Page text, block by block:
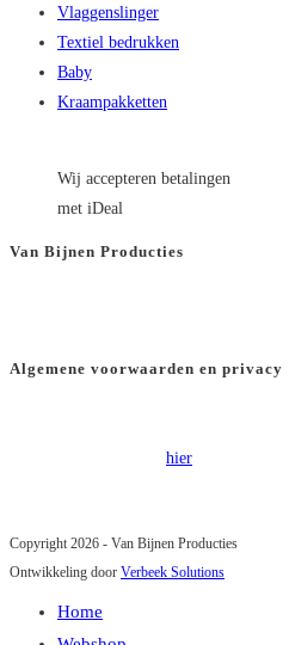
Vlaggenslinger
Textiel bedrukken
Baby
Kraampakketten
Wij accepteren betalingen
met iDeal
Van Bijnen Producties
Algemene voorwaarden en privacy
hier
Copyright 2026 - Van Bijnen Producties
Ontwikkeling door Verbeek Solutions
Home